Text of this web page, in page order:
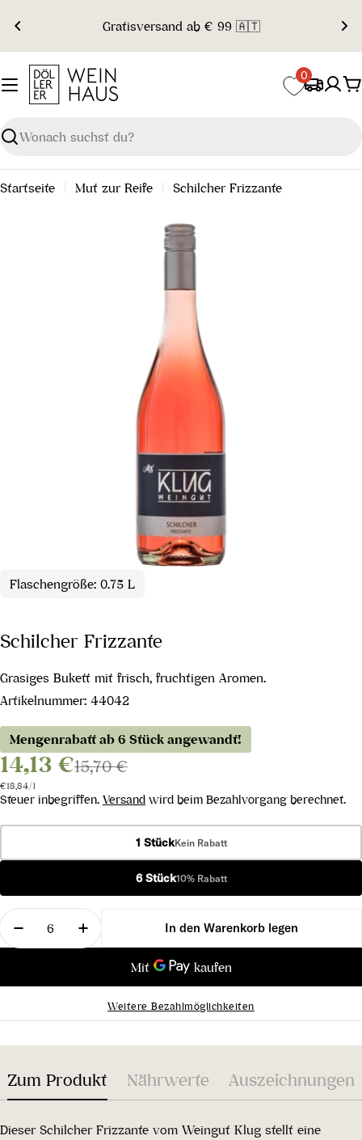
Inhalt
springen
Gratisversand ab € 99 🇦🇹
Suchen
0
Startseite Mut zur Reife Schilcher Frizzante
Flaschengröße: 0.75 L
Schilcher Frizzante
Grasiges Bukett mit frisch, fruchtigen Aromen.
Artikelnummer: 44042
Mengenrabatt ab 6 Stück angewandt!
14,13 €15,70 €
Stückpreis
€18,84/pro
l
Steuer inbegriffen. Versand wird beim Bezahlvorgang berechnet.
1 StückKein Rabatt
6 Stück10% Rabatt
Menge
Menge für Schilcher Frizzante verringern
Menge für Schilcher Frizzante erhöhen
In den Warenkorb legen
Weitere Bezahlmöglichkeiten
Zum Produkt Nährwerte Auszeichnungen
Dieser Schilcher Frizzante vom Weingut Klug stellt eine